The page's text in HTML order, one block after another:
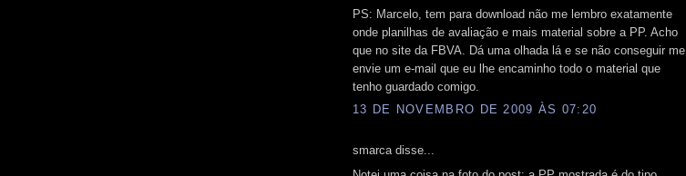
PS: Marcelo, tem para download não me lembro exatamente
onde planilhas de avaliação e mais material sobre a PP. Acho
que no site da FBVA. Dá uma olhada lá e se não conseguir me
envie um e-mail que eu lhe encaminho todo o material que
tenho guardado comigo.
13 DE NOVEMBRO DE 2009 ÀS 07:20
smarca disse...